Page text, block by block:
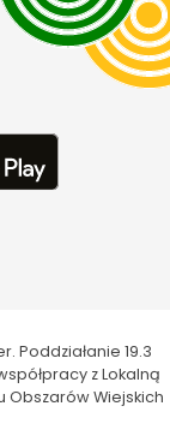
Poddziałanie 19.3
z Lokalną
Obszarów Wiejskich